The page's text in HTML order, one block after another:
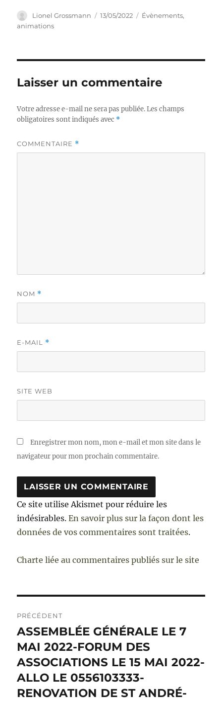
Auteur
Lionel Grossmann
Publié
13/05/2022 Catégories
Évènements,
animations
Laisser un commentaire
Votre adresse e-mail ne sera pas publiée. Les champs
obligatoires sont indiqués avec *
COMMENTAIRE *
NOM *
E-MAIL *
SITE WEB
Enregistrer mon nom, mon e-mail et mon site dans le
navigateur pour mon prochain commentaire.
Ce site utilise Akismet pour réduire les
indésirables.En savoir plus sur la façon dont les
données de vos commentaires sont traitées.
Charte liée au commentaires publiés sur le site
de
l’article
PRÉCÉDENT
Publication
précédente :
ASSEMBLÉE GÉNÉRALE LE 7
MAI 2022-FORUM DES
ASSOCIATIONS LE 15 MAI 2022-
ALLO LE 0556103333-
RENOVATION DE ST ANDRÉ-